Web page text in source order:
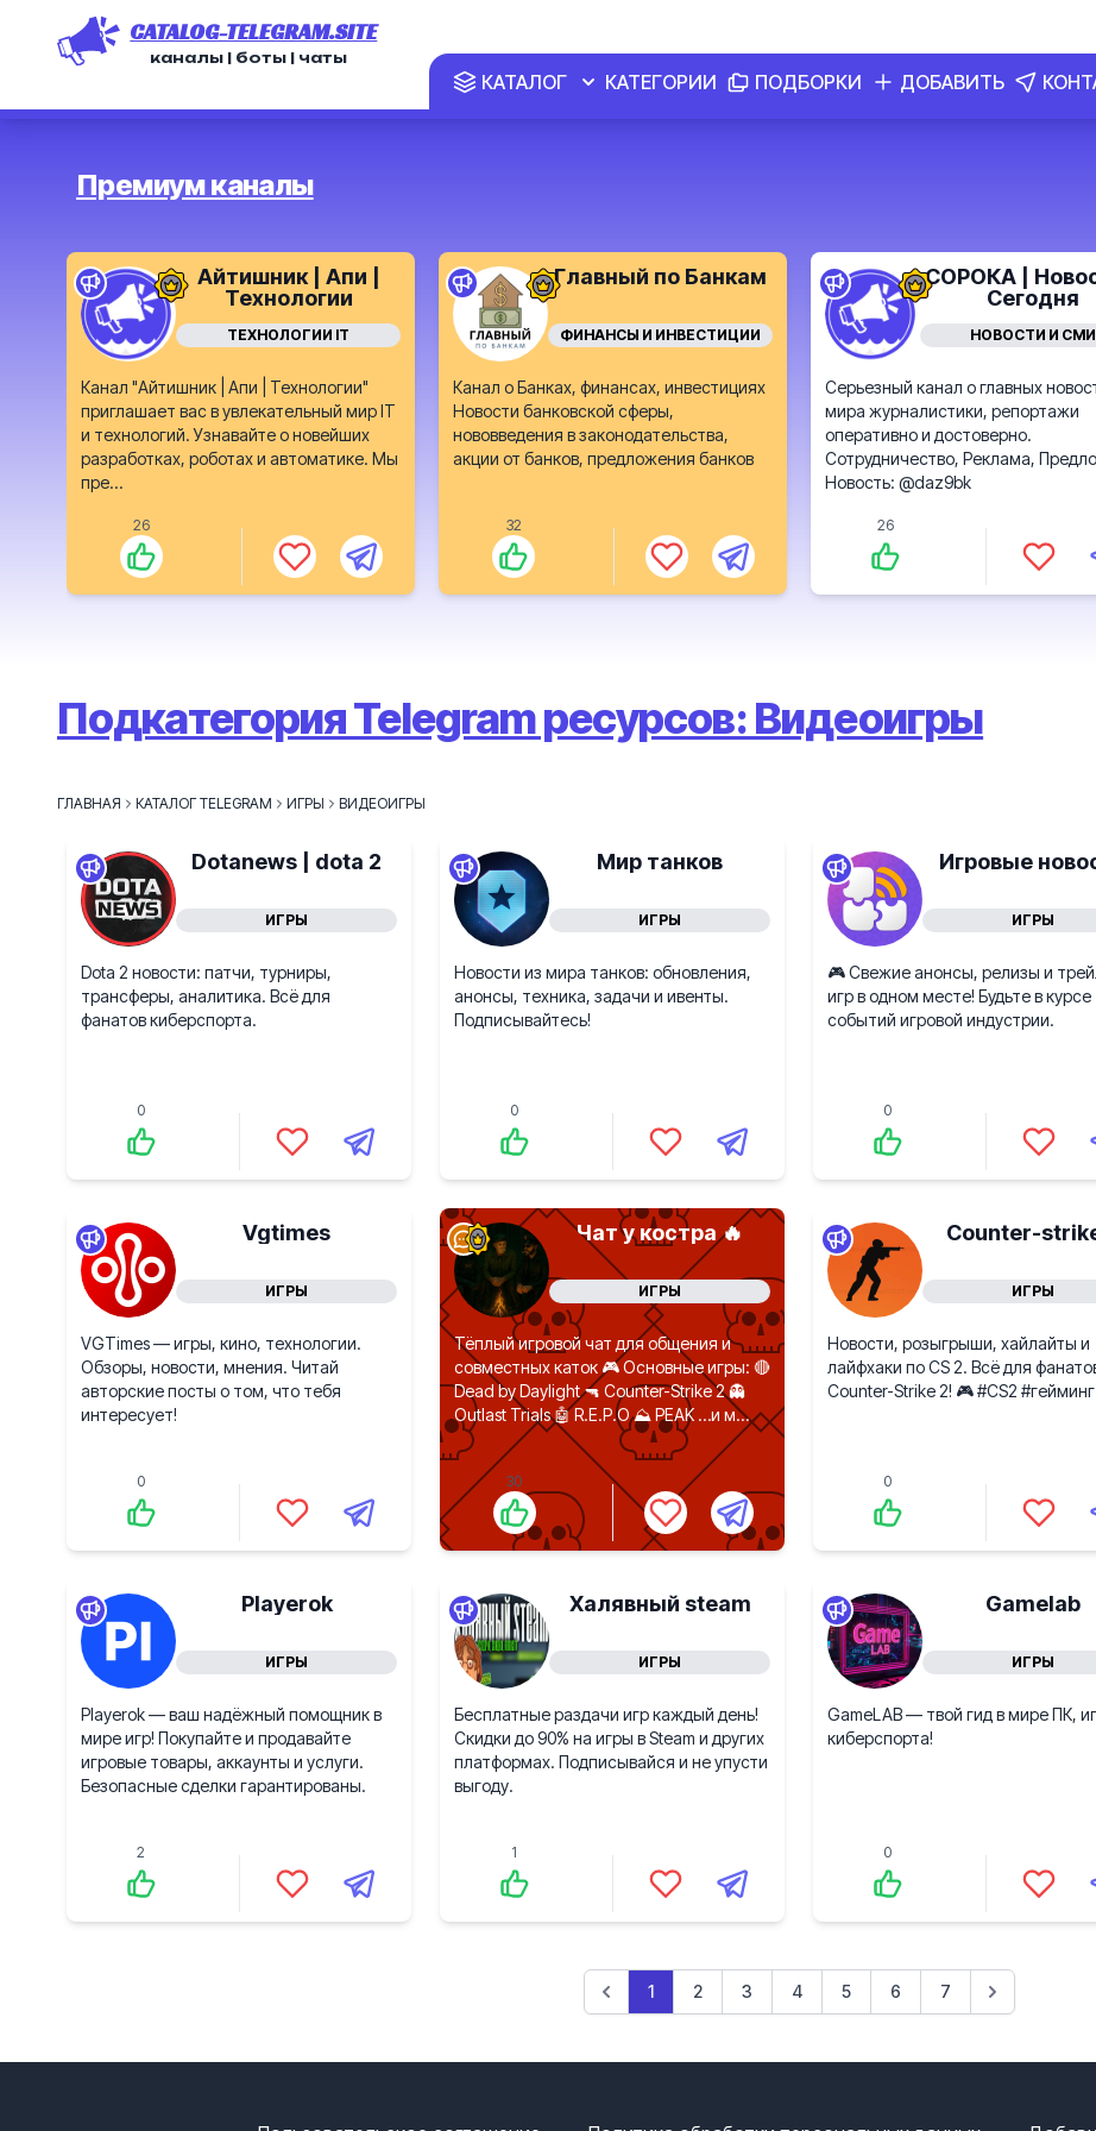
CATALOG-TELEGRAM.SITE
каналы | боты | чаты
КАТАЛОГ
КАТЕГОРИИ ПОДБОРКИ ДОБАВИТЬ
Премиум каналы
Айтишник | Апи |
Технологии
ТЕХНОЛОГИИ IT
Канал "Айтишник | Апи | Технологии"
приглашает вас в увлекательный мир IT
и технологий. Узнавайте о новейших
разработках, роботах и автоматике. Мы
пре...
26
Главный по Банкам
ФИНАНСЫ И ИНВЕСТИЦИИ
Канал о Банках, финансах, инвестициях
Новости банковской сферы,
нововведения в законодательства,
акции от банков, предложения банков
32
СОРОКА |
Сегодня
НОВОСТИ И СМИ
Серьезный канал о главных
мира журналистики, репортажи
оперативно и достоверно.
Сотрудничество, Реклама,
Новость: @daz9bk
26
Подкатегория Telegram ресурсов: Видеоигры
ГЛАВНАЯ КАТАЛОГ TELEGRAM ИГРЫ ВИДЕОИГРЫ
Dotanews | dota 2
ИГРЫ
Dota 2 новости: патчи, турниры,
трансферы, аналитика. Всё для
фанатов киберспорта.
0
Мир танков
ИГРЫ
Новости из мира танков: обновления,
анонсы, техника, задачи и ивенты.
Подписывайтесь!
0
Игровые
ИГРЫ
🎮 Свежие анонсы, релизы и
игр в одном месте! Будьте в курсе
событий игровой индустрии.
0
Vgtimes
ИГРЫ
VGTimes — игры, кино, технологии.
Обзоры, новости, мнения. Читай
авторские посты о том, что тебя
интересует!
0
Чат у костра 🔥
ИГРЫ
Тёплый игровой чат для общения и
совместных каток 🎮 Основные игры: 🔴
Dead by Daylight 🔫 Counter-Strike 2 👻
Outlast Trials 🤖 R.E.P.O ⛰ PEAK …и м...
30
Counter-
ИГРЫ
Новости, розыгрыши, хайлайты и
лайфхаки по CS 2. Всё для
Counter-Strike 2! 🎮 #CS2 #гейминг
0
Playerok
ИГРЫ
Playerok — ваш надёжный помощник в
мире игр! Покупайте и продавайте
игровые товары, аккаунты и услуги.
Безопасные сделки гарантированы.
2
Халявный steam
ИГРЫ
Бесплатные раздачи игр каждый день!
Скидки до 90% на игры в Steam и других
платформах. Подписывайся и не упусти
выгоду.
1
Gamelab
ИГРЫ
GameLAB — твой гид в мире ПК,
киберспорта!
0
1 2 3 4 5 6 7